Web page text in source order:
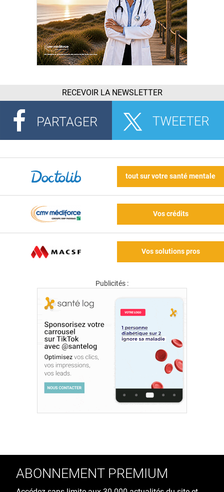
RECEVOIR LA NEWSLETTER
tout sur votre santé mentale
Vos crédits
Vos solutions pros
Publicités :
ABONNEMENT PREMIUM